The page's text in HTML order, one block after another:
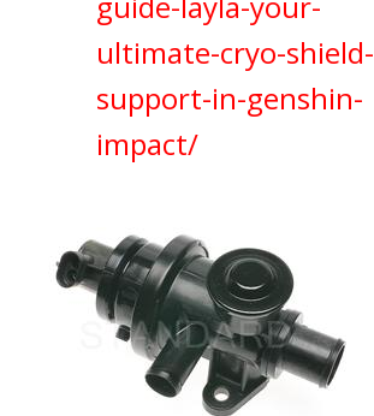
ultimate-cryo-shield-
support-in-genshin-
impact/